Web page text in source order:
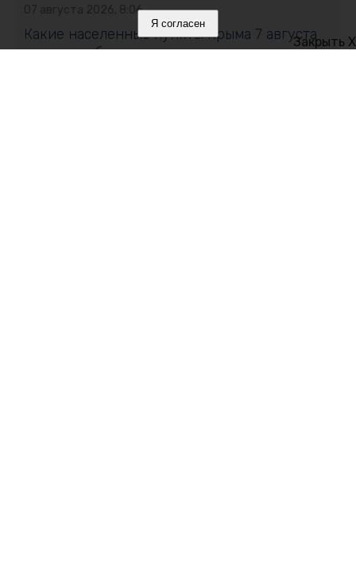
07 августа 2026, 8:06
Какие населенные пункты Крыма 7 августа
останутся без воды: адреса
Закрыть X
Я согласен